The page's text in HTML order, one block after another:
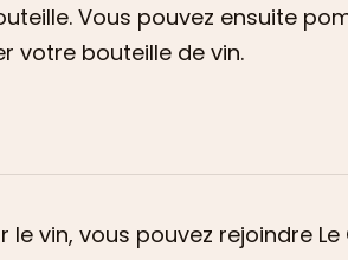
Vous pouvez ensuite
votre bouteille de vin.
vin, vous pouvez rejoindre Le